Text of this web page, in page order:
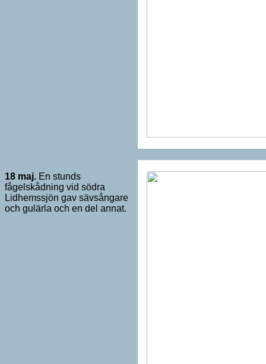
18 maj. En stunds
fågelskådning vid södra
Lidhemssjön gav sävsångare
och gulärla och en del annat.